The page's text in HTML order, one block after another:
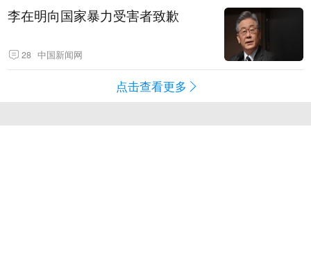
李在明向国家暴力受害者致歉
28 中国新闻网
点击查看更多